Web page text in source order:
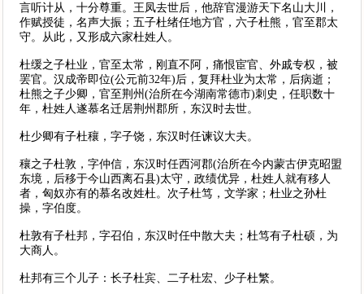
言听计从，十分尊重。王凤去世后，他辞官漫游天下名山大川，
作赋授徒，名声大振；五子杜绪任地方官，六子杜熊，官至郡太
守。从此，又形成六家杜姓人。
杜缓之子杜业，官至太常，刚直不阿，痛恨宦官、外戚专权，被
罢官。汉成帝即位(公元前32年)后，复拜杜业为太常，后病逝；
杜熊之子少卿，官至荆州(治所在今湖南常德市)刺史，任职数十
年，杜姓人遂慕名迁居荆州郡所，东汉时去世。
杜少卿有子杜穰，字子饶，东汉时任谏议大夫。
穰之子杜敦，字仲信，东汉时任西河郡(治所在今内蒙古伊克昭盟
东境，后移于今山西离石县)太守，政绩优异，杜姓人就有移人
者，匈奴亦有的慕名改姓杜。次子杜笃，文学家；杜业之孙杜
操，字伯度。
杜敦有子杜邦，字召伯，东汉时任中散大夫；杜笃有子杜硕，为
大商人。
杜邦有三个儿子：长子杜宾、二子杜宏、少子杜繁。